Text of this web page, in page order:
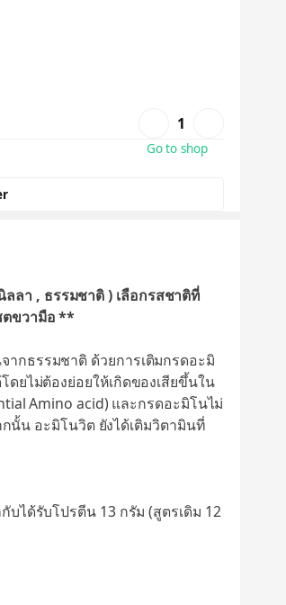
1
Go to shop
ลา , ธรรมชาติ ) เลือกรสชาติที่
ตขวามือ **
กธรรมชาติ ด้วยการเติมกรดอะมิ
ยไม่ต้องย่อยให้เกิดของเสียขึ้นใน
Amino acid) และกรดอะมิโนไม่
นั้น อะมิโนวิต ยังได้เติมวิตามินที่
บได้รับโปรตีน 13 กรัม (สูตรเดิม 12